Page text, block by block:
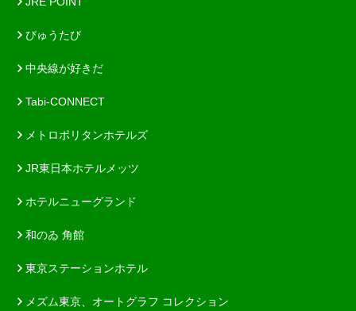
びゅうたび
中央線が好きだ
Tabi-CONNECT
メトロポリタンホテルズ
JR東日本ホテルメッツ
ホテルニューグランド
和のゐ 角館
東京ステーションホテル
メズム東京、オートグラフ コレクション